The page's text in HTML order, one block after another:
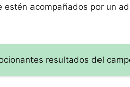
estén acompañados por un
resultados del